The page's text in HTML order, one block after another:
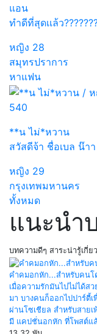
แอน
ทำดีที่สุดเเล้ว
หญิง 28
สมุทรปราการ
หาแฟน
540
**น ไม่*หวาน
สวัสดีจ้า ชื่อเบล น๊า
หญิง 29
กรุงเทพมหานคร
ทั้งหมด
แนะนำ
บทความดีๆ สาระน่ารู้เกี่ย
คำคมอกหัก...สำหรับคนโ
เมื่อความรักมันไปไม่ได้ส
มา บางคนก็ออกไปปาร์ตี้
ผ่านโซเชียล สำหรับสาย
มี แคปชั่นอกหัก ที่โพสต์แ